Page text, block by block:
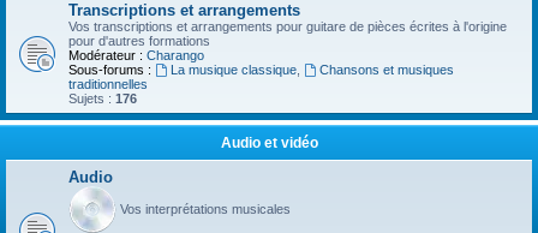
Transcriptions et arrangements
Vos transcriptions et arrangements pour guitare de pièces écrites à l'origine
pour d'autres formations
Modérateur : Charango
Sous-forums :
La musique classique,
Chansons et musiques
traditionnelles
Sujets : 176
Audio et vidéo
Audio
Vos interprétations musicales